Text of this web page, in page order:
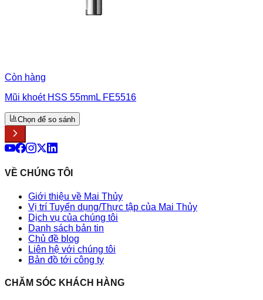
Còn hàng
Mũi khoét HSS 55mmL FE5516
Chọn để so sánh
VỀ CHÚNG TÔI
Giới thiệu về Mai Thủy
Vị trí Tuyển dụng/Thực tập của Mai Thủy
Dịch vụ của chúng tôi
Danh sách bản tin
Chủ đề blog
Liên hệ với chúng tôi
Bản đồ tới công ty
CHĂM SÓC KHÁCH HÀNG